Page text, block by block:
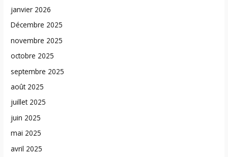
janvier 2026
Décembre 2025
novembre 2025
octobre 2025
septembre 2025
août 2025
juillet 2025
juin 2025
mai 2025
avril 2025